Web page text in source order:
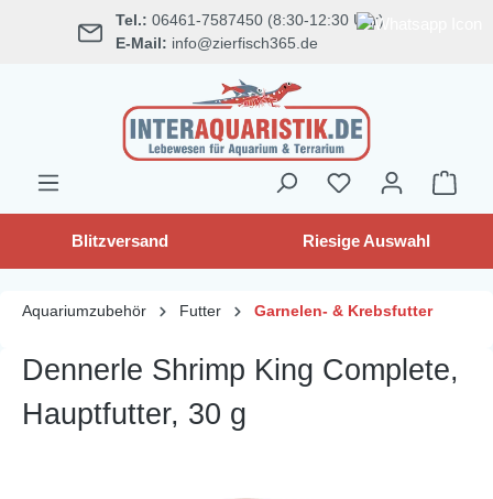
springen Tel.: 06461-7587450 (8:30-12:30 Uhr)
E-Mail: info@zierfisch365.de
Blitzversand Riesige Auswahl
Aquariumzubehör Futter Garnelen- & Krebsfutter
Dennerle Shrimp King Complete,
Hauptfutter, 30 g